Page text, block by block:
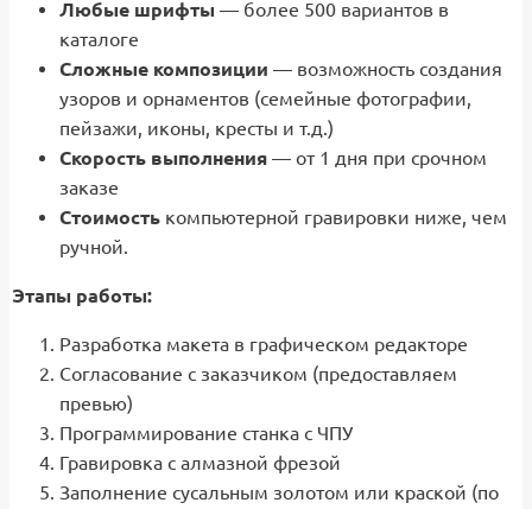
Любые шрифты — более 500 вариантов в
каталоге
Сложные композиции — возможность создания
узоров и орнаментов (семейные фотографии,
пейзажи, иконы, кресты и т.д.)
Скорость выполнения — от 1 дня при срочном
заказе
Стоимость компьютерной гравировки ниже, чем
ручной.
Этапы работы:
Разработка макета в графическом редакторе
Согласование с заказчиком (предоставляем
превью)
Программирование станка с ЧПУ
Гравировка с алмазной фрезой
Заполнение сусальным золотом или краской (по